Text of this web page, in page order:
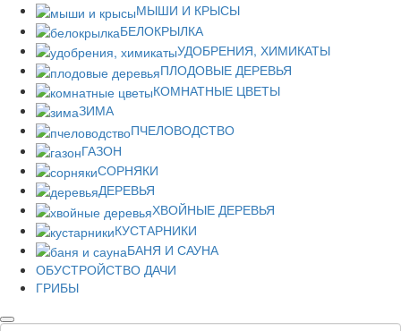
МЫШИ И КРЫСЫ
БЕЛОКРЫЛКА
УДОБРЕНИЯ, ХИМИКАТЫ
ПЛОДОВЫЕ ДЕРЕВЬЯ
КОМНАТНЫЕ ЦВЕТЫ
ЗИМА
ПЧЕЛОВОДСТВО
ГАЗОН
СОРНЯКИ
ДЕРЕВЬЯ
ХВОЙНЫЕ ДЕРЕВЬЯ
КУСТАРНИКИ
БАНЯ И САУНА
ОБУСТРОЙСТВО ДАЧИ
ГРИБЫ